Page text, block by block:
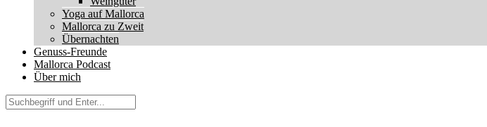
Yoga auf Mallorca
Mallorca zu Zweit
Übernachten
Genuss-Freunde
Mallorca Podcast
Über mich